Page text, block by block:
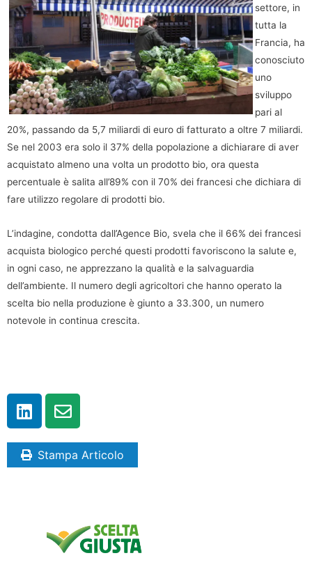
settore, in
tutta la
Francia, ha
conosciuto
uno
sviluppo
pari al
20%, passando da 5,7 miliardi di euro di fatturato a oltre 7 miliardi.
Se nel 2003 era solo il 37% della popolazione a dichiarare di aver
acquistato almeno una volta un prodotto bio, ora questa
percentuale è salita all’89% con il 70% dei francesi che dichiara di
fare utilizzo regolare di prodotti bio.
L’indagine, condotta dall’Agence Bio, svela che il 66% dei francesi
acquista biologico perché questi prodotti favoriscono la salute e,
in ogni caso, ne apprezzano la qualità e la salvaguardia
dell’ambiente. Il numero degli agricoltori che hanno operato la
scelta bio nella produzione è giunto a 33.300, un numero
notevole in continua crescita.
Stampa Articolo